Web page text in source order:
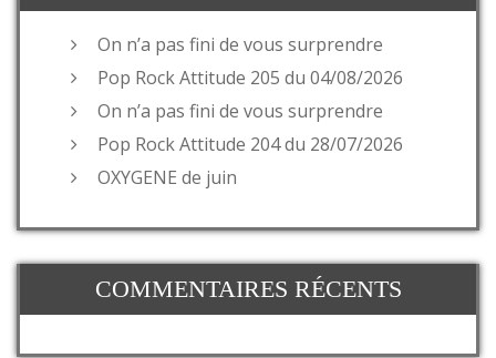
On n’a pas fini de vous surprendre
Pop Rock Attitude 205 du 04/08/2026
On n’a pas fini de vous surprendre
Pop Rock Attitude 204 du 28/07/2026
OXYGENE de juin
COMMENTAIRES RÉCENTS